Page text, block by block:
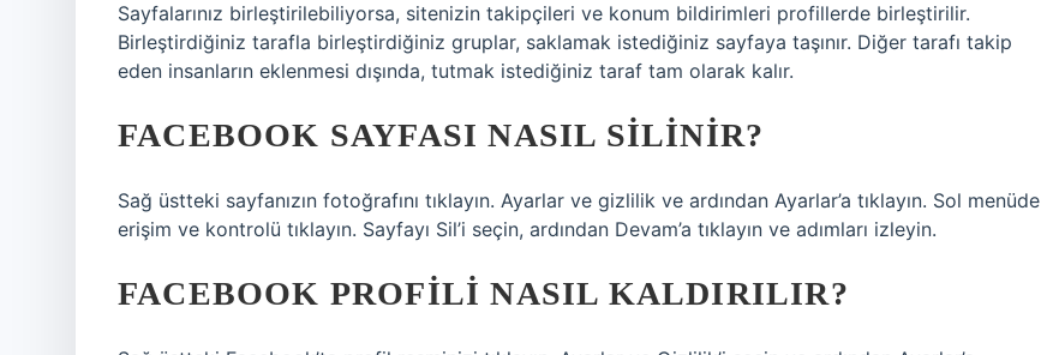
Sayfalarınız birleştirilebiliyorsa, sitenizin takipçileri ve konum bildirimleri profillerde birleştirilir.
Birleştirdiğiniz tarafla birleştirdiğiniz gruplar, saklamak istediğiniz sayfaya taşınır. Diğer tarafı takip
eden insanların eklenmesi dışında, tutmak istediğiniz taraf tam olarak kalır.
FACEBOOK SAYFASI NASIL SILINIR?
Sağ üstteki sayfanızın fotoğrafını tıklayın. Ayarlar ve gizlilik ve ardından Ayarlar’a tıklayın. Sol menüde
erişim ve kontrolü tıklayın. Sayfayı Sil’i seçin, ardından Devam’a tıklayın ve adımları izleyin.
FACEBOOK PROFILI NASIL KALDIRILIR?